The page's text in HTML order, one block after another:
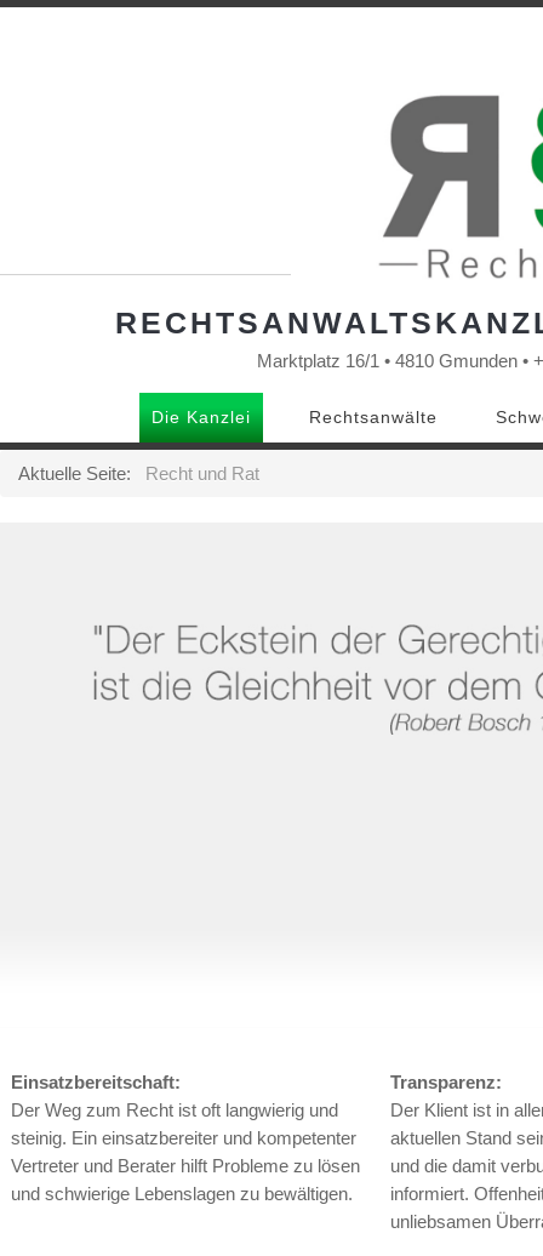
Marktplatz 16/1 • 4810 Gmunden •
Die Kanzlei Rechtsanwälte
Aktuelle Seite: Recht und Rat
Einsatzbereitschaft:
Der Weg zum Recht ist oft langwierig und
steinig. Ein einsatzbereiter und kompetenter
Vertreter und Berater hilft Probleme zu lösen
und schwierige Lebenslagen zu bewältigen.
Transparenz:
Der Klient ist in
aktuellen Stand
und die damit
informiert.
unliebsamen